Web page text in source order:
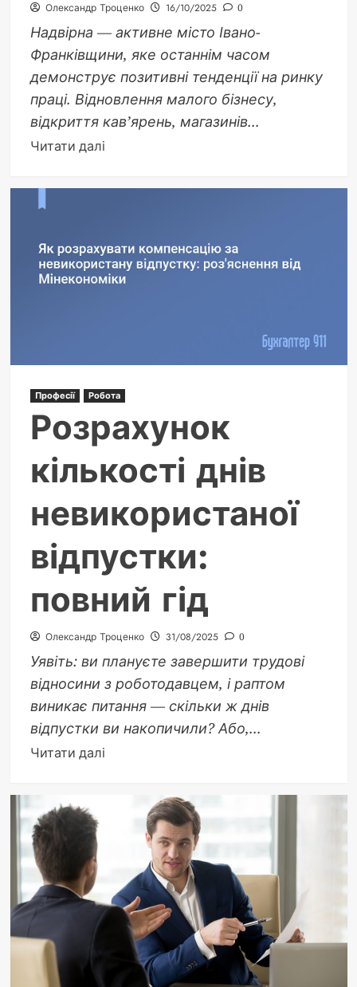
Олександр Троценко 16/10/2025 0
Надвірна — активне місто Івано-
Франківщини, яке останнім часом
демонструє позитивні тенденції на ринку
праці. Відновлення малого бізнесу,
відкриття кав’ярень, магазинів...
Читати даліДокладніше
У
кількість
вакансій
для
сфери
Професії Робота
Розрахунок
кількості днів
невикористаної
відпустки:
повний гід
Олександр Троценко 31/08/2025 0
Уявіть: ви плануєте завершити трудові
відносини з роботодавцем, і раптом
виникає питання — скільки ж днів
відпустки ви накопичили? Або,...
Читати даліДокладніше
кількості
невикористаної
відпустки:
повний
гід